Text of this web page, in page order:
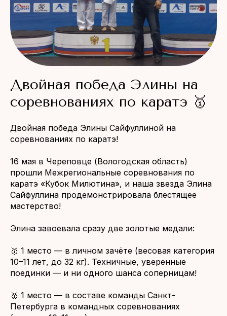
Двойная победа Элины на
соревнованиях по каратэ 🥇
Двойная победа Элины Сайфуллиной на
соревнованиях по каратэ!
16 мая в Череповце (Вологодская область)
прошли Межрегиональные соревнования по
каратэ «Кубок Милютина», и наша звезда Элина
Сайфуллина продемонстрировала блестящее
мастерство!
Элина завоевала сразу две золотые медали:
🥇 1 место — в личном зачёте (весовая категория
10–11 лет, до 32 кг). Техничные, уверенные
поединки — и ни одного шанса соперницам!
🥇 1 место — в составе команды Санкт-
Петербурга в командных соревнованиях